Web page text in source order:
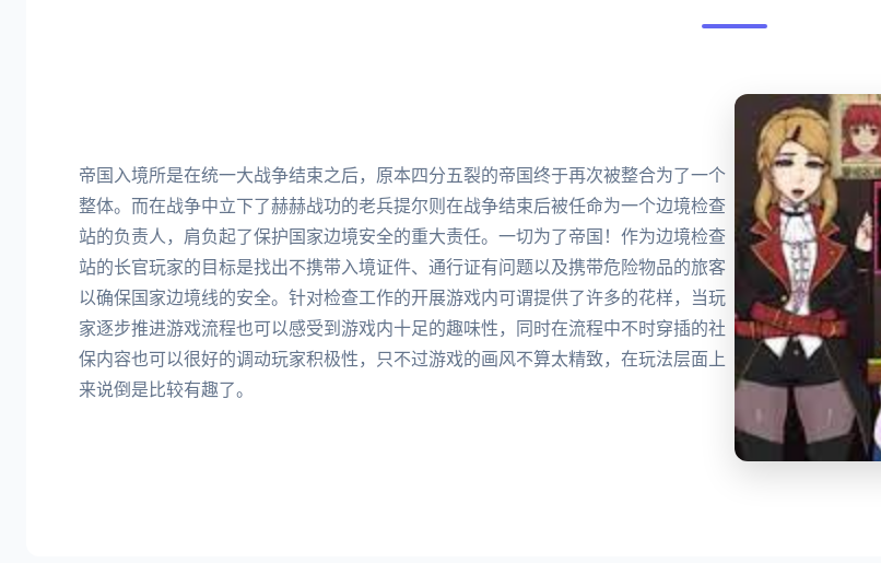
帝国入境所是在统一大战争结束之后，原本四分五裂的帝国终于再次被整合为了一个
整体。而在战争中立下了赫赫战功的老兵提尔则在战争结束后被任命为一个边境检查
站的负责人，肩负起了保护国家边境安全的重大责任。一切为了帝国！作为边境检查
站的长官玩家的目标是找出不携带入境证件、通行证有问题以及携带危险物品的旅客
以确保国家边境线的安全。针对检查工作的开展游戏内可谓提供了许多的花样，当玩
家逐步推进游戏流程也可以感受到游戏内十足的趣味性，同时在流程中不时穿插的社
保内容也可以很好的调动玩家积极性，只不过游戏的画风不算太精致，在玩法层面上
来说倒是比较有趣了。